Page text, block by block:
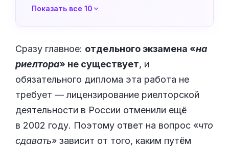
Показать все 10
Сразу главное: отдельного экзамена «на
риелтора» не существует, и
обязательного диплома эта работа не
требует — лицензирование риелторской
деятельности в России отменили ещё
в 2002 году. Поэтому ответ на вопрос «что
сдавать» зависит от того, каким путём